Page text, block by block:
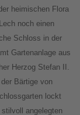
heimischen Flora
noch einen
Schloss in der
Gartenanlage aus
Herzog Stefan II.
Bärtige von
lockt
angelegten